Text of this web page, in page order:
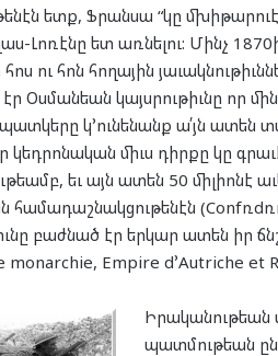
ետք, Ֆրանսա “կը
Լոռէնը ետ առնելու: Մինչ
ու հոն հողային
Օսմանեան կայսրութիւնը որ
կ՚ունենանք ա՛յն ատեն
միւս դիրքը կը
եւ այն ատեն 50 միլիոնէ
համադաշնակցութենէն
բաժնած էր երկար ատեն իր
Empire d՚Autriche et
Իրականութեան
պատմութեան